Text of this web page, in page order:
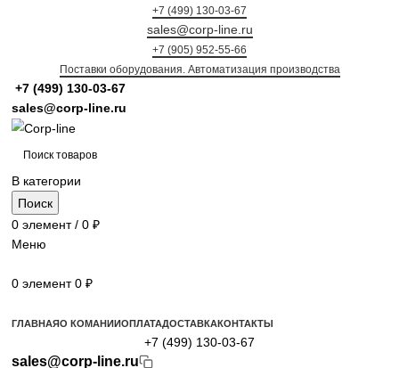
+7 (499) 130-03-67
sales@corp-line.ru
+7 (905) 952-55-66
Поставки оборудования. Автоматизация производства
+7 (499) 130-03-67
sales@corp-line.ru
В категории
Поиск
Меню
0элемент 0₽
Просмотр категорий